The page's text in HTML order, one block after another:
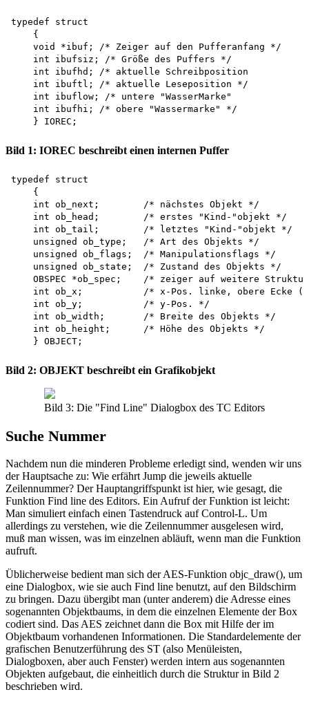
typedef struct
    {
    void *ibuf; /* Zeiger auf den Pufferanfang */
    int ibufsiz; /* Größe des Puffers */
    int ibufhd; /* aktuelle Schreibposition
    int ibuftl; /* aktuelle Leseposition */
    int ibuflow; /* untere "WasserMarke"
    int ibufhi; /* obere "Wassermarke" */
Bild 1: IOREC beschreibt einen internen Puffer
typedef struct
    {
    int ob_next;        /* nächstes Objekt */
    int ob_head;        /* erstes "Kind-"objekt */
    int ob_tail;        /* letztes "Kind-"objekt */
    unsigned ob_type;   /* Art des Objekts */
    unsigned ob_flags;  /* Manipulationsflags */
    unsigned ob_state;  /* Zustand des Objekts */
OBSPEC *ob_spec;    /* zeiger auf weitere
int ob_x;           /* x-Pos. linke, obere Ecke
    int ob_y;           /* y-Pos. */
    int ob_width;       /* Breite des Objekts */
    int ob_height;      /* Höhe des Objekts */
Bild 2: OBJEKT beschreibt ein Grafikobjekt
Bild 3: Die "Find Line" Dialogbox des TC Editors
Suche Nummer
Nachdem nun die minderen Probleme erledigt sind, wenden wir uns
der Hauptsache zu: Wie erfährt Jump die jeweils aktuelle
Zeilennummer? Der Hauptangriffspunkt ist hier, wie gesagt, die
Funktion Find line des Editors. Ein Aufruf der Funktion ist leicht:
Man simuliert einfach einen Tastendruck auf Control-L. Um
allerdings zu verstehen, wie die Zeilennummer ausgelesen wird,
muß man wissen, was im einzelnen abläuft, wenn man die Funktion
aufruft.
Üblicherweise bedient man sich der AES-Funktion objc_draw(), um
eine Dialogbox, wie sie auch Find line benutzt, auf den Bildschirm
zu bringen. Dazu übergibt man (unter anderem) die Adresse eines
sogenannten Objektbaums, in dem die einzelnen Elemente der Box
codiert sind. Das AES zeichnet dann die Box mit Hilfe der im
Objektbaum vorhandenen Informationen. Die Standardelemente der
grafischen Benutzerführung des ST (also Menüleisten,
Dialogboxen, aber auch Fenster) werden intern aus sogenannten
Objekten aufgebaut, die einheitlich durch die Struktur in Bild 2
beschrieben wird.